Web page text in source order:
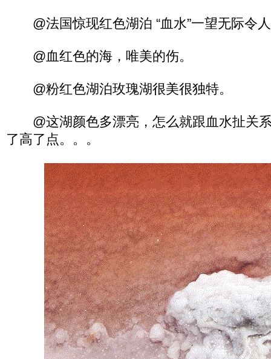
@法国惊现红色湖泊 “血水”一望无际令人
@血红色的海，唯美的伤。
@粉红色湖泊玫瑰湖很美很独特。
@这湖颜色多漂亮，怎么就跟血水扯关
了高了点。。。